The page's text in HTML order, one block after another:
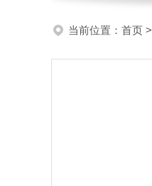
当前位置： 首页 >